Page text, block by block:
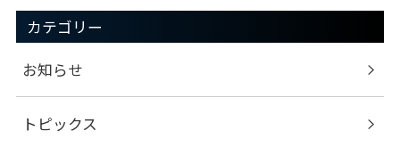
カテゴリー
お知らせ
トピックス